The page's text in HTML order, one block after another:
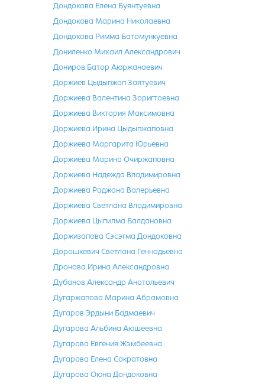
Дондокова Елена Буянтуевна
Дондокова Марина Николаевна
Дондокова Римма Батомункуевна
Дониленко Михаил Александрович
Дониров Батор Аюржанаевич
Доржиев Цыдыпжап Заятуевич
Доржиева Валентина Зоригтоевна
Доржиева Виктория Максимовна
Доржиева Ирина Цыдыпжаповна
Доржиева Маргарита Юрьевна
Доржиева Марина Очиржаповна
Доржиева Надежда Владимировна
Доржиева Раджана Валерьевна
Доржиева Светлана Владимировна
Доржиева Цыпилма Балдановна
Доржизапова Сэсэгма Дондоковна
Дорошкевич Светлана Геннадьевна
Дронова Ирина Александровна
Дубанов Александр Анатольевич
Дугаржапова Марина Абрамовна
Дугаров Эрдыни Бадмаевич
Дугарова Альбина Аюшеевна
Дугарова Евгения Жэмбеевна
Дугарова Елена Сократовна
Дугарова Оюна Дондоковна